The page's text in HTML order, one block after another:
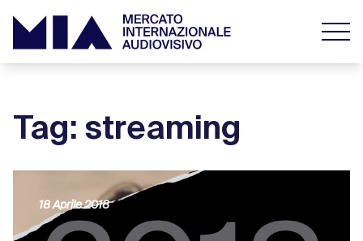
Tag: streaming
18 Aprile 2018